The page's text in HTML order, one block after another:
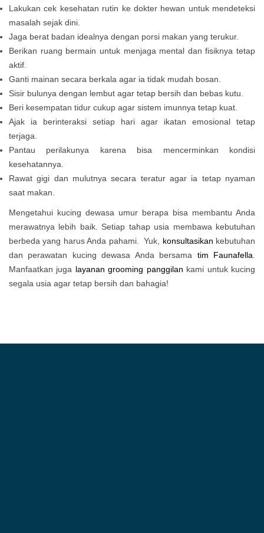
Lakukan cek kesehatan rutin ke dokter hewan untuk mendeteksi
masalah sejak dini.
Jaga berat badan idealnya dengan porsi makan yang terukur.
Berikan ruang bermain untuk menjaga mental dan fisiknya tetap
aktif.
Ganti mainan secara berkala agar ia tidak mudah bosan.
Sisir bulunya dengan lembut agar tetap bersih dan bebas kutu.
Beri kesempatan tidur cukup agar sistem imunnya tetap kuat.
Ajak ia berinteraksi setiap hari agar ikatan emosional tetap
terjaga.
Pantau perilakunya karena bisa mencerminkan kondisi
kesehatannya.
Rawat gigi dan mulutnya secara teratur agar ia tetap nyaman
saat makan.
Mengetahui kucing dewasa umur berapa bisa membantu Anda
merawatnya lebih baik. Setiap tahap usia membawa kebutuhan
berbeda yang harus Anda pahami. Yuk, konsultasikan kebutuhan
dan perawatan kucing dewasa Anda bersama tim Faunafella.
Manfaatkan juga layanan grooming panggilan kami untuk kucing
segala usia agar tetap bersih dan bahagia!